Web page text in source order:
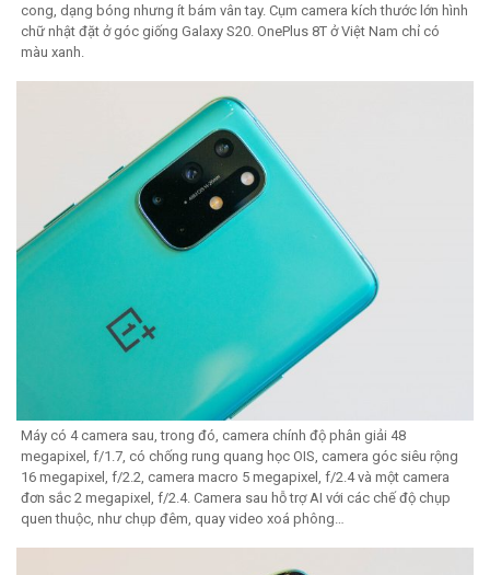
cong, dạng bóng nhưng ít bám vân tay. Cụm camera kích thước lớn hình
chữ nhật đặt ở góc giống Galaxy S20. OnePlus 8T ở Việt Nam chỉ có
màu xanh.
Máy có 4 camera sau, trong đó, camera chính độ phân giải 48
megapixel, f/1.7, có chống rung quang học OIS, camera góc siêu rộng
16 megapixel, f/2.2, camera macro 5 megapixel, f/2.4 và một camera
đơn sắc 2 megapixel, f/2.4. Camera sau hỗ trợ AI với các chế độ chụp
quen thuộc, như chụp đêm, quay video xoá phông…